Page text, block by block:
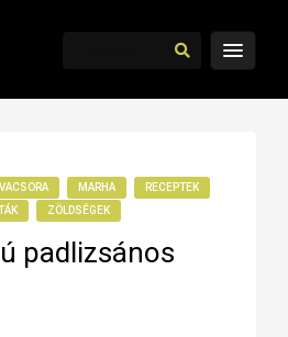
MARHA
RECEPTEK
ZÖLDSÉGEK
padlizsános